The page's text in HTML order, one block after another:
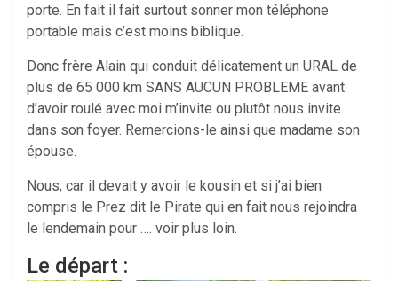
porte. En fait il fait surtout sonner mon téléphone
portable mais c’est moins biblique.
Donc frère Alain qui conduit délicatement un URAL de
plus de 65 000 km SANS AUCUN PROBLEME avant
d’avoir roulé avec moi m’invite ou plutôt nous invite
dans son foyer. Remercions-le ainsi que madame son
épouse.
Nous, car il devait y avoir le kousin et si j’ai bien
compris le Prez dit le Pirate qui en fait nous rejoindra
le lendemain pour …. voir plus loin.
Le départ :